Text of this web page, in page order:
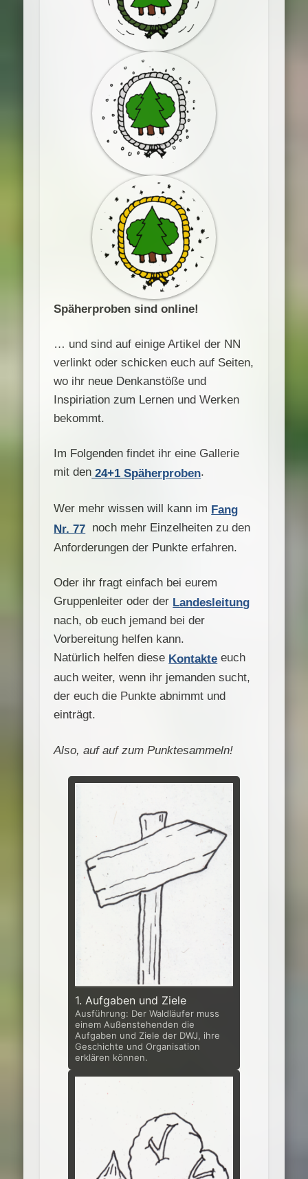
Späherproben sind online!
… und sind auf einige Artikel der NN
verlinkt oder schicken euch auf Seiten,
wo ihr neue Denkanstöße und
Inspiriation zum Lernen und Werken
bekommt.
Im Folgenden findet ihr eine Gallerie
mit den 24+1 Späherproben.
Wer mehr wissen will kann im Fang
Nr. 77 noch mehr Einzelheiten zu den
Anforderungen der Punkte erfahren.
Oder ihr fragt einfach bei eurem
Gruppenleiter oder der Landesleitung
nach, ob euch jemand bei der
Vorbereitung helfen kann.
Natürlich helfen diese Kontakte euch
auch weiter, wenn ihr jemanden sucht,
der euch die Punkte abnimmt und
einträgt.
Also, auf auf zum Punktesammeln!
1. Aufgaben und Ziele
Ausführung: Der Waldläufer muss
einem Außenstehenden die
Aufgaben und Ziele der DWJ, ihre
Geschichte und Organisation
erklären können.